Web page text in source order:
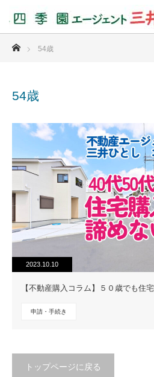
ホーム
54歳
54歳
2023.10.10
【不動産購入コラム】５０歳でも住
申請・手続き
トップページに戻る